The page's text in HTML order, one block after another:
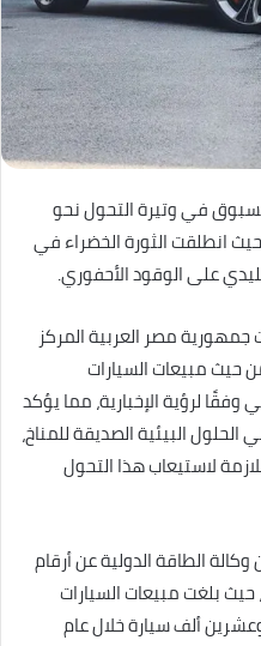
في وتيرة التحول نحو
انطلقت الثورة الخضراء في
على الوقود الأحفوري.
مصر العربية المركز
حيث مبيعات السيارات
وفقًا لرؤية الإخبارية، مما يؤكد
البيئية الصديقة للمناخ،
لاستيعاب هذا التحول
الطاقة الدولية عن أرقام
بلغت مبيعات السيارات
ألف سيارة خلال عام